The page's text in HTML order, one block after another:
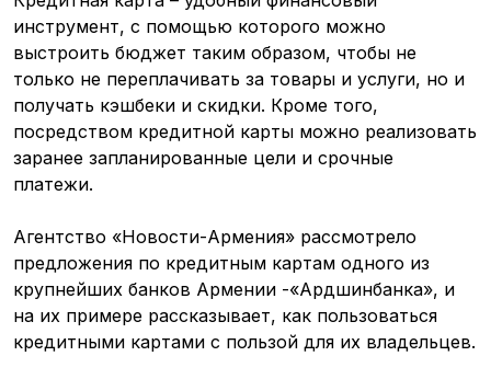
инструмент, с помощью которого можно
выстроить бюджет таким образом, чтобы не
только не переплачивать за товары и услуги, но и
получать кэшбеки и скидки. Кроме того,
посредством кредитной карты можно реализовать
заранее запланированные цели и срочные
платежи.
Агентство «Новости-Армения» рассмотрело
предложения по кредитным картам одного из
крупнейших банков Армении -«Ардшинбанка», и
на их примере рассказывает, как пользоваться
кредитными картами с пользой для их владельцев.